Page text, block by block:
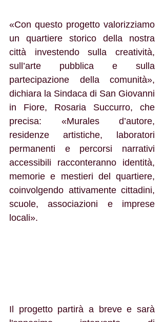
«Con questo progetto valorizziamo
un quartiere storico della nostra
città investendo sulla creatività,
sull’arte pubblica e sulla
partecipazione della comunità»,
dichiara la Sindaca di San Giovanni
in Fiore, Rosaria Succurro, che
precisa: «Murales d’autore,
residenze artistiche, laboratori
permanenti e percorsi narrativi
accessibili racconteranno identità,
memorie e mestieri del quartiere,
coinvolgendo attivamente cittadini,
scuole, associazioni e imprese
locali».
Il progetto partirà a breve e sarà